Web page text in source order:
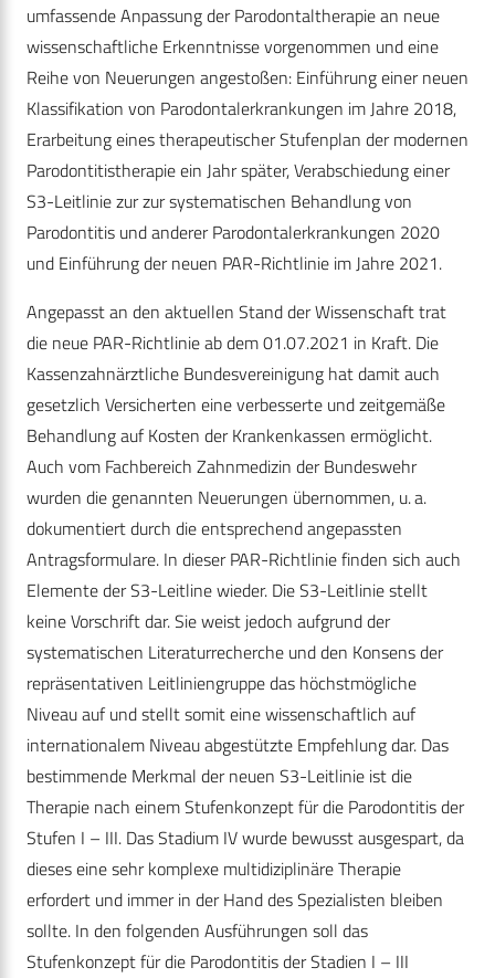
umfassende Anpassung der Parodontaltherapie an neue
wissenschaftliche Erkenntnisse vorgenommen und eine
Reihe von Neuerungen angestoßen: Einführung einer neuen
Klassifikation von Parodontalerkrankungen im Jahre 2018,
Erarbeitung eines therapeutischer Stufenplan der modernen
Parodontitistherapie ein Jahr später, Verabschiedung einer
S3-Leitlinie zur zur systematischen Behandlung von
Parodontitis und anderer Parodontalerkrankungen 2020
und Einführung der neuen PAR-Richtlinie im Jahre 2021.
Angepasst an den aktuellen Stand der Wissenschaft trat
die neue PAR-Richtlinie ab dem 01.07.2021 in Kraft. Die
Kassenzahnärztliche Bundesvereinigung hat damit auch
gesetzlich Versicherten eine verbesserte und zeitgemäße
Behandlung auf Kosten der Krankenkassen ermöglicht.
Auch vom Fachbereich Zahnmedizin der Bundeswehr
wurden die genannten Neuerungen übernommen, u. a.
dokumentiert durch die entsprechend angepassten
Antragsformulare. In dieser PAR-Richtlinie finden sich auch
­Elemente der S3-Leitline wieder. Die S3-Leitlinie stellt
keine Vorschrift dar. Sie weist jedoch aufgrund der
systematischen Literaturrecherche und den Konsens der
repräsentativen Leitlinien­gruppe das höchstmögliche
Niveau auf und stellt somit eine wissenschaftlich auf
internationalem Niveau abgestützte Empfehlung dar. Das
bestimmende Merkmal der neuen S3-Leitlinie ist die
Therapie nach einem Stufenkonzept für die Parodontitis der
Stufen I – III. Das Stadium IV wurde bewusst ausgespart, da
dieses eine sehr komplexe multidiziplinäre Therapie
erfordert und immer in der Hand des Spezialisten bleiben
sollte. In den folgenden Ausführungen soll das
Stufenkonzept für die Parodontitis der Stadien I – III